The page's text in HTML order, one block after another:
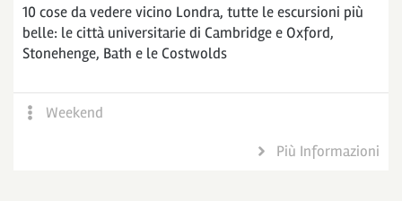
10 cose da vedere vicino Londra, tutte le escursioni più
belle: le città universitarie di Cambridge e Oxford,
Stonehenge, Bath e le Costwolds
Weekend
Più Informazioni